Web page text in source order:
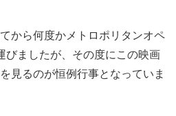
から何度かメトロポリタンオペ
びましたが、その度にこの映画
見るのが恒例行事となっていま